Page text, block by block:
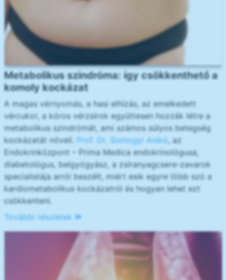
Metabolikus szindróma: így csökkenthető a
komoly kockázat
A magas vérnyomás, a hasi elhízás, az emelkedett
vércukor, a kóros vérzsírok együttesen hozzák létre a
metabolikus szindrómát, ami számos súlyos betegség
kockázatát növeli. Prof. Dr. Somogyi Anikó, az
Endokrinközpont – Prima Medica endokrinológusa,
diabetológus, belgyógyász, a zsíranyagcsere-zavarok
specialistája arról beszélt, miért esik egyre több szó a
kardiometabolikus kockázatról és hogyan lehet ezt
csökkenteni.
További részletek